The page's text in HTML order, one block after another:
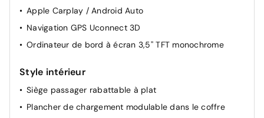
Apple Carplay / Android Auto
Navigation GPS Uconnect 3D
Ordinateur de bord à écran 3,5'' TFT monochrome
Style intérieur
Siège passager rabattable à plat
Plancher de chargement modulable dans le coffre